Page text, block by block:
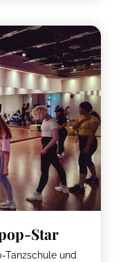
Star
Tanzschule und